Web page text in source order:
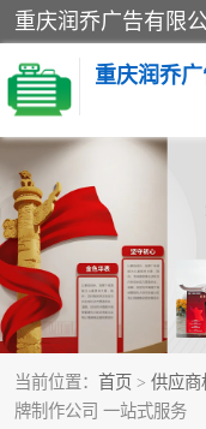
重庆润乔
当前位置： 首页 > 供应商
牌制作公司 一站式服务
招牌类
灯箱类
标识标牌类
展架